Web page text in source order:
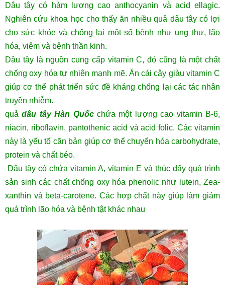
Dâu tây có hàm lượng cao anthocyanin và acid ellagic.
Nghiên cứu khoa học cho thấy ăn nhiều quả dâu tây có lợi
cho sức khỏe và chống lại một số bệnh như ung thư, lão
hóa, viêm và bệnh thần kinh.
Dâu tây là nguồn cung cấp vitamin C, đó cũng là một chất
chống oxy hóa tự nhiên mạnh mẽ. Ăn cái cây giàu vitamin C
giúp cơ thể phát triển sức đề kháng chống lại các tác nhân
truyền nhiễm.
quảdâu tây Hàn Quốcchứa một lượng cao vitamin B-6,
niacin, riboflavin, pantothenic acid và acid folic. Các vitamin
này là yếu tố căn bản giúp cơ thể chuyển hóa carbohydrate,
protein và chất béo.
Dâu tây có chứa vitamin A, vitamin E và thúc đẩy quá trình
sản sinh các chất chống oxy hóa phenolic như lutein, Zea-
xanthin và beta-carotene. Các hợp chất này giúp làm giảm
quá trình lão hóa và bệnh tật khác nhau